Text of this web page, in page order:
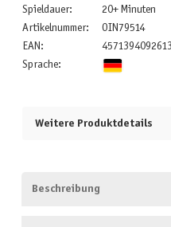
Spieldauer:
20+ Minuten
Artikelnummer:
OIN79514
EAN:
4571394092613
Sprache:
Weitere Produktdetails
Beschreibung